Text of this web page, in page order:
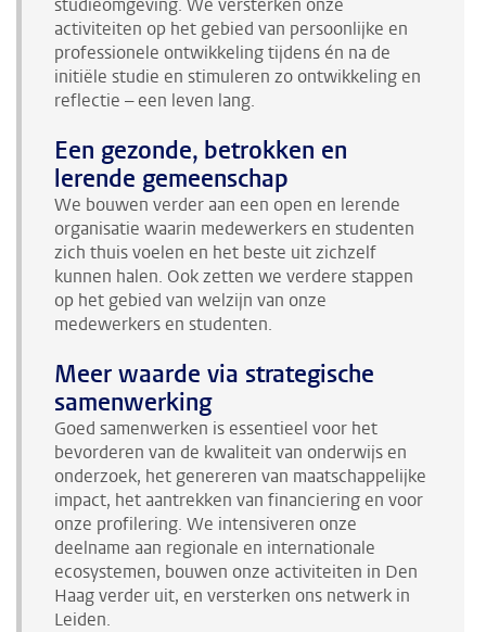
studieomgeving. We versterken onze
activiteiten op het gebied van persoonlijke en
professionele ontwikkeling tijdens én na de
initiële studie en stimuleren zo ontwikkeling en
reflectie – een leven lang.
Een gezonde, betrokken en
lerende gemeenschap
We bouwen verder aan een open en lerende
organisatie waarin medewerkers en studenten
zich thuis voelen en het beste uit zichzelf
kunnen halen. Ook zetten we verdere stappen
op het gebied van welzijn van onze
medewerkers en studenten.
Meer waarde via strategische
samenwerking
Goed samenwerken is essentieel voor het
bevorderen van de kwaliteit van onderwijs en
onderzoek, het genereren van maatschappelijke
impact, het aantrekken van financiering en voor
onze profilering. We intensiveren onze
deelname aan regionale en internationale
ecosystemen, bouwen onze activiteiten in Den
Haag verder uit, en versterken ons netwerk in
Leiden.